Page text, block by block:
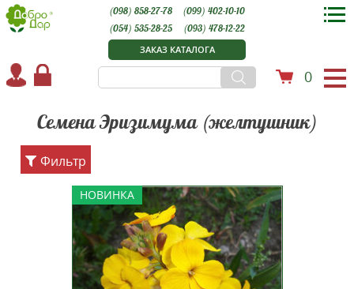
ЗАКАЗ КАТАЛОГА
0
(098) 858-27-78
(099) 402-10-10
(054) 535-28-25
(093) 478-12-22
Семена Эризимума (желтушник)
НОВИНКА
Эризимум (желтушник)
Канарский желтый —
травянистое однолетнее
растение с изящными
прямостоячими стеблями. В
зрелом возрасте вырастает
примерно 20-30 см в высоту. Его
Фильтр